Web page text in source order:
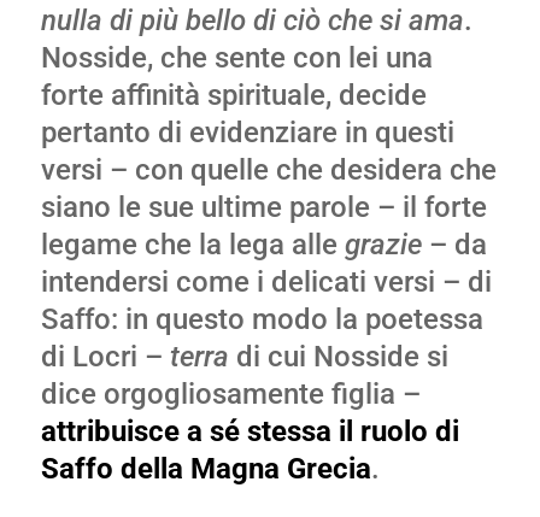
nulla di più bello di ciò che si ama.
Nosside, che sente con lei una
forte affinità spirituale, decide
pertanto di evidenziare in questi
versi – con quelle che desidera che
siano le sue ultime parole – il forte
legame che la lega alle grazie– da
intendersi come i delicati versi – di
Saffo: in questo modo la poetessa
di Locri – terra di cui Nosside si
dice orgogliosamente figlia –
attribuisce a sé stessa il ruolo di
Saffo della Magna Grecia.